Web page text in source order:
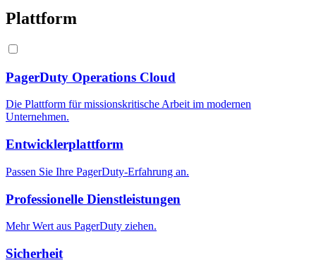
Plattform
PagerDuty Operations Cloud
Die Plattform für missionskritische Arbeit im modernen
Unternehmen.
Entwicklerplattform
Passen Sie Ihre PagerDuty-Erfahrung an.
Professionelle Dienstleistungen
Mehr Wert aus PagerDuty ziehen.
Sicherheit